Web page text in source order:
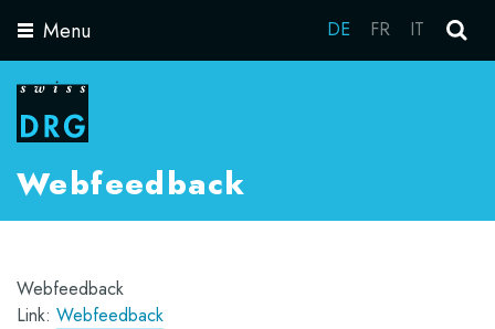
Toggle
Menu DE FR IT
Webfeedback
Webfeedback
Link: Webfeedback